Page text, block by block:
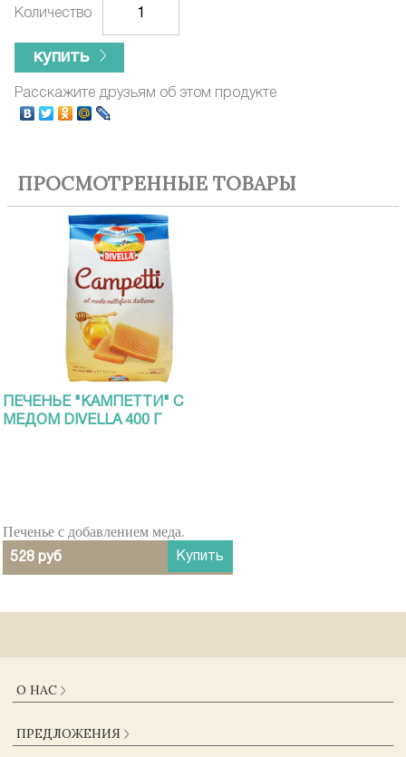
Количество
купить
Расскажите друзьям об этом продукте
ПРОСМОТРЕННЫЕ ТОВАРЫ
ПЕЧЕНЬЕ "КАМПЕТТИ" С
МЕДОМ DIVELLA 400 Г
Печенье с добавлением меда.
528 руб Купить
О НАС
ДОСТАВКА И ОПЛАТА
ПРЕДЛОЖЕНИЯ